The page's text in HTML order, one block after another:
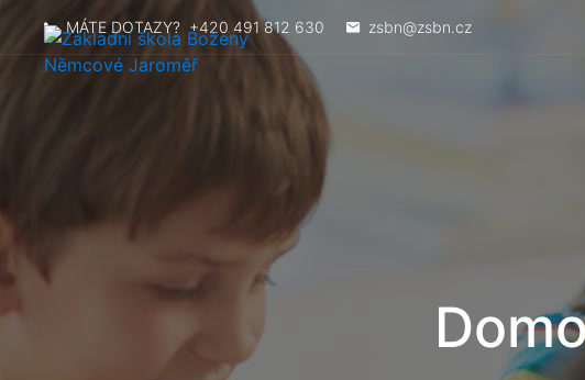
MÁTE DOTAZY? +420 491 812 630 zsbn@zsbn.cz